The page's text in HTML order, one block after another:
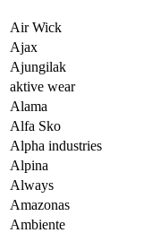
Air Wick
Ajax
Ajungilak
aktive wear
Alama
Alfa Sko
Alpha industries
Alpina
Always
Amazonas
Ambiente